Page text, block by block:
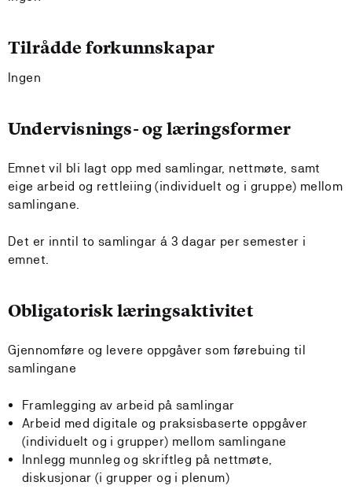
Tilrådde forkunnskapar
Ingen
Undervisnings- og læringsformer
Emnet vil bli lagt opp med samlingar, nettmøte, samt
eige arbeid og rettleiing (individuelt og i gruppe) mellom
samlingane.
Det er inntil to samlingar á 3 dagar per semester i
emnet.
Obligatorisk læringsaktivitet
Gjennomføre og levere oppgåver som førebuing til
samlingane
Framlegging av arbeid på samlingar
Arbeid med digitale og praksisbaserte oppgåver
(individuelt og i grupper) mellom samlingane
Innlegg munnleg og skriftleg på nettmøte,
diskusjonar (i grupper og i plenum)